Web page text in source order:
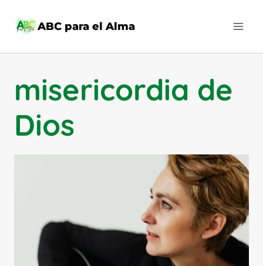
ABC para el Alma
misericordia de
Dios